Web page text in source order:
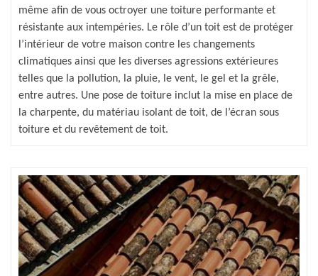
même afin de vous octroyer une toiture performante et
résistante aux intempéries. Le rôle d’un toit est de protéger
l’intérieur de votre maison contre les changements
climatiques ainsi que les diverses agressions extérieures
telles que la pollution, la pluie, le vent, le gel et la grêle,
entre autres. Une pose de toiture inclut la mise en place de
la charpente, du matériau isolant de toit, de l’écran sous
toiture et du revêtement de toit.